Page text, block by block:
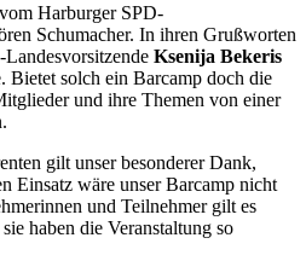
Harburger SPD-
Schumacher. In ihren Grußworten
Ksenija Bekeris
solch ein Barcamp doch die
und ihre Themen von einer
gilt unser besonderer Dank,
Einsatz wäre unser Barcamp nicht
und Teilnehmer gilt es
haben die Veranstaltung so